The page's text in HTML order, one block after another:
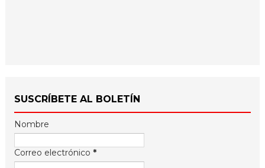
SUSCRÍBETE AL BOLETÍN
Nombre
Correo electrónico *